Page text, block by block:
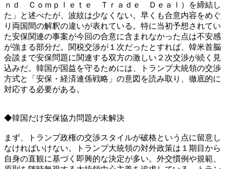
ｎｄ Ｃｏｍｐｌｅｔｅ Ｔｒａｄｅ Ｄｅａｌ）を締結し
た」と述べたが、波紋は少なくない。早くも合意内容をめぐ
り両国間の解釈の違いが表れている。特に当初予想されてい
た安保関連の事案が今回の合意に含まれなかった点は不安感
が強まる部分だ。関税交渉が１次だったとすれば、韓米首脳
会談まで安保問題に関連する双方の激しい２次交渉が続く見
込みだ。韓国が国益を守るためには、トランプ大統領の交渉
方式と「安保・経済連係戦略」の意図を読み取り、徹底的に
対応する必要がある。
◆韓国だけ安保協力問題が未解決
まず、トランプ政権の交渉スタイルが破格という点に留意し
なければいけない。トランプ大統領の対外政策は１期目から
自身の直観に基づく即興的な決定が多い。外交慣例や規範、